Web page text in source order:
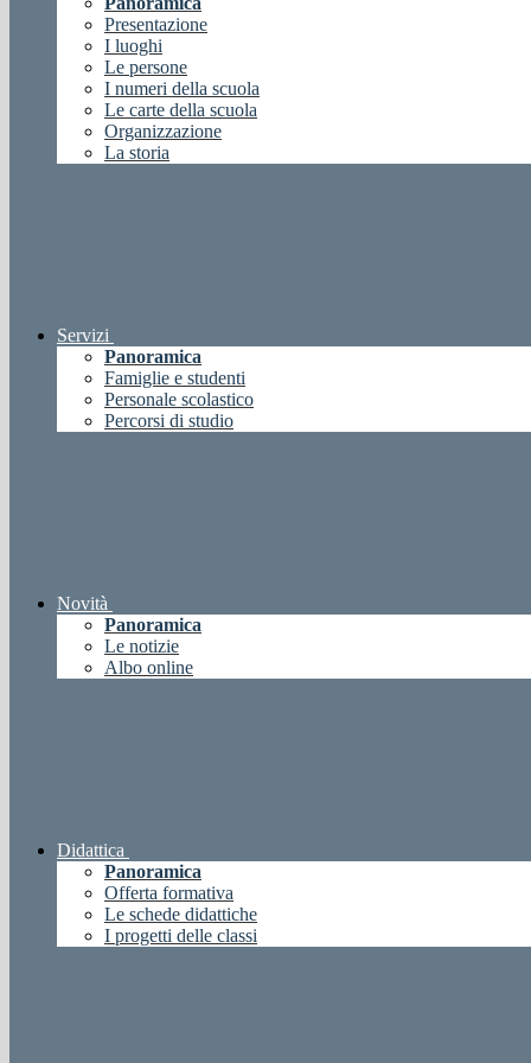
Presentazione
I luoghi
Le persone
I numeri della scuola
Le carte della scuola
Organizzazione
La storia
Servizi
Panoramica
Famiglie e studenti
Personale scolastico
Percorsi di studio
Novità
Panoramica
Le notizie
Albo online
Didattica
Panoramica
Offerta formativa
Le schede didattiche
I progetti delle classi